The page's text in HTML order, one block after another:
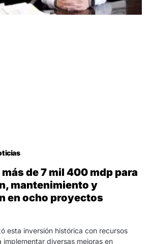
de 7 mil 400 mdp para
mantenimiento y
en ocho proyectos
esta inversión histórica con recursos
diversas mejoras en